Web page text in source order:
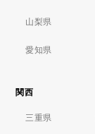
山梨県
愛知県
関西
三重県